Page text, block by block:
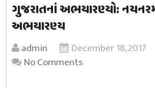
ગુજરાતનાં અભયારણ્યો:
અભયારણ્ય
admin December 18, 2017
No Comments